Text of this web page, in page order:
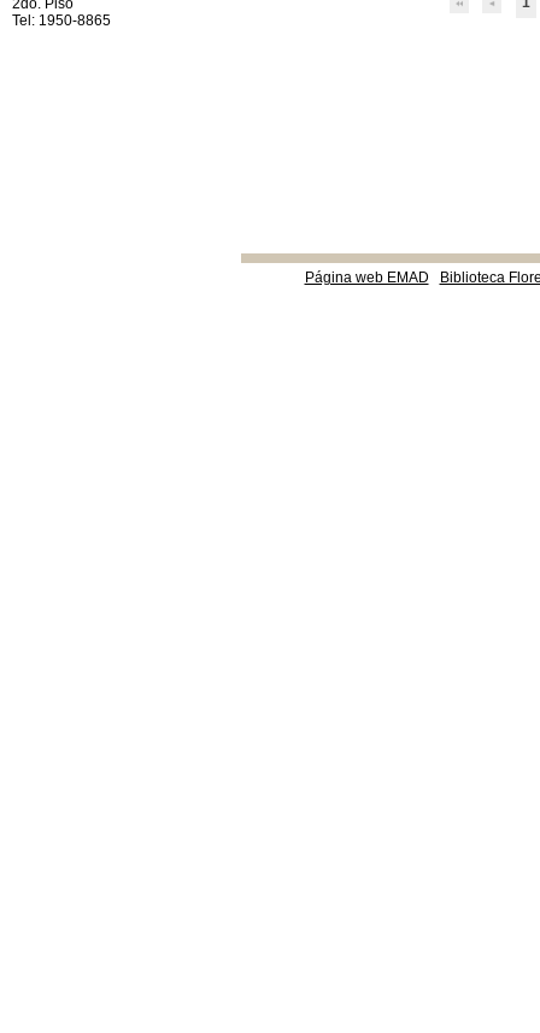
Página web EMAD Biblioteca
2do. Piso
Tel: 1950-8865